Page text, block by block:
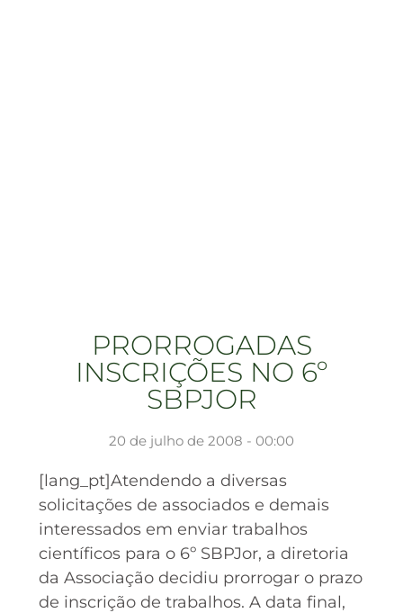
PRORROGADAS
INSCRIÇÕES NO 6º
SBPJOR
20 de julho de 2008 - 00:00
[lang_pt]Atendendo a diversas
solicitações de associados e demais
interessados em enviar trabalhos
científicos para o 6º SBPJor, a diretoria
da Associação decidiu prorrogar o prazo
de inscrição de trabalhos. A data final,